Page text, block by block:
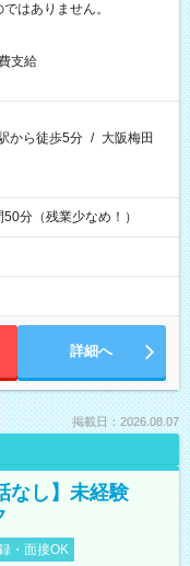
はありません。
支給
から徒歩5分 / 大阪梅田
分（残業少なめ！）
詳細へ
掲載日：2026.08.07
なし】未経験
・面接OK